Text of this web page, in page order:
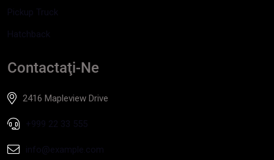
Pickup Truck
Hatchback
Contactaţi-Ne
2416 Mapleview Drive
+999 22 33 555
info@example.com